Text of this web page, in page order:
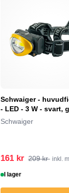
Schwaiger -
- LED - 3 W - svart,
Schwaiger
161 kr 209 kr inkl.
I lager